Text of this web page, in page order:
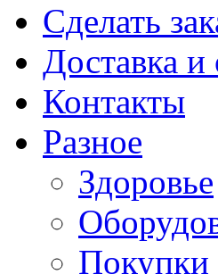
Сделать
Доставка и
Контакты
Разное
Здоровье
Покупки